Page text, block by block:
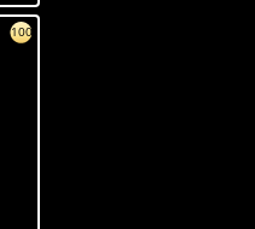
100